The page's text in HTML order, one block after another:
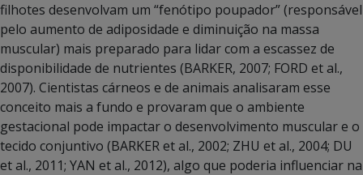
filhotes desenvolvam um “fenótipo poupador” (responsável
pelo aumento de adiposidade e diminuição na massa
muscular) mais preparado para lidar com a escassez de
disponibilidade de nutrientes (BARKER, 2007; FORD et al.,
2007). Cientistas cárneos e de animais analisaram esse
conceito mais a fundo e provaram que o ambiente
gestacional pode impactar o desenvolvimento muscular e o
tecido conjuntivo (BARKER et al., 2002; ZHU et al., 2004; DU
et al., 2011; YAN et al., 2012), algo que poderia influenciar na